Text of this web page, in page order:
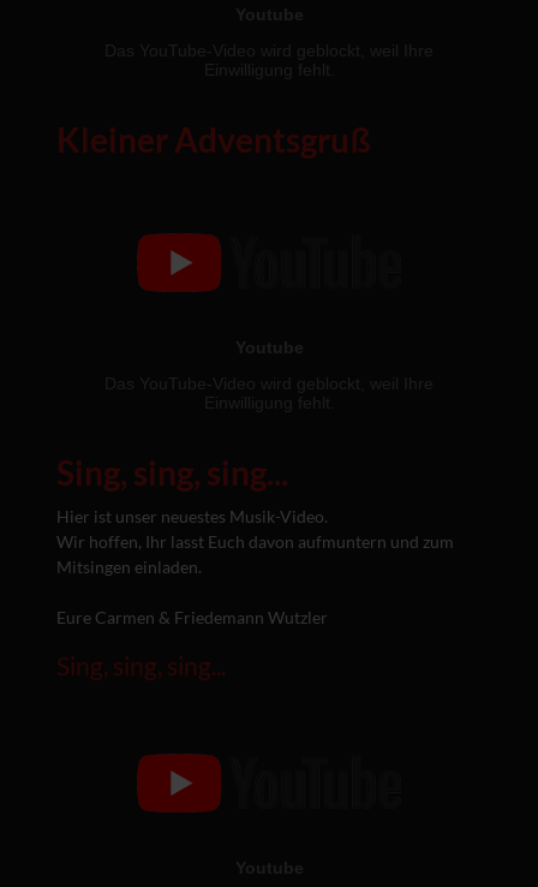
Kleiner Adventsgruß
Sing, sing, sing...
Hier ist unser neuestes Musik-Video.
Wir hoffen, Ihr lasst Euch davon aufmuntern und zum
Mitsingen einladen.
Eure Carmen & Friedemann Wutzler
Sing, sing, sing...